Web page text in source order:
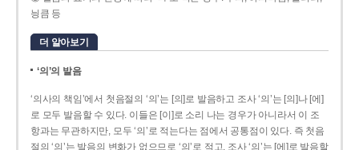
닁큼 등
더 알아보기
‘의’의 발음
‘의사의 책임’에서 첫음절의 ‘의’는 [의]로 발음하고 조사 ‘의’는 [의]나 [에]
로 모두 발음할 수 있다. 이들은 [이]로 소리 나는 경우가 아니라서 이 조
항과는 무관하지만, 모두 ‘의’로 적는다는 점에서 공통점이 있다. 즉 첫음
절의 ‘의’는 발음의 변화가 없으므로 ‘의’로 적고, 조사 ‘의’는 [에]로 발음할